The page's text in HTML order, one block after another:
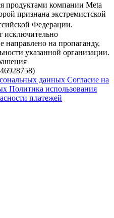
продуктами компании Meta
признана экстремистской
Федерации.
исключительно
на пропаганду,
указанной организации.
данных Согласие на
Политика использования
платежей